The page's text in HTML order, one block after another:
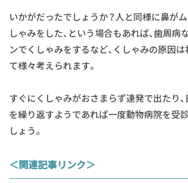
いかがだったでしょうか？人と同様に鼻が
しゃみをした、という場合もあれば、歯周病
ンでくしゃみをするなど、くしゃみの原因
て様々考えられます。
すぐにくしゃみがおさまらず連発で出たり
を繰り返すようであれば一度動物病院を受
しょう。
＜関連記事リンク＞